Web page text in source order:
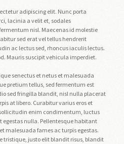
adipiscing elit. Nunc porta
lacinia a velit et, sodales
nisl. Maecenas id molestie
sed erat vel tellus hendrerit
ac lectus sed, rhoncus iaculis lectus.
Mauris suscipit vehicula imperdiet.
senectus et netus et malesuada
pretium tellus, sed fermentum est
sed fringilla blandit, nisl nulla placerat
at libero. Curabitur varius eros et
enim condimentum, luctus
egestas nulla. Pellentesque habitant
malesuada fames ac turpis egestas.
tristique, justo elit blandit risus, blandit